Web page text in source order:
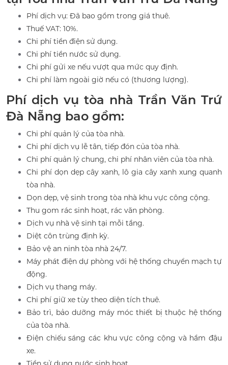
Phí dịch vụ: Đã bao gồm trong giá thuê.
Thuế VAT: 10%.
Chi phí tiền điện sử dụng.
Chi phí tiền nước sử dụng.
Chi phí gửi xe nếu vượt qua mức quy định.
Chi phí làm ngoài giờ nếu có (thương lượng).
Phí dịch vụ tòa nhà Trần Văn Trứ
Đà Nẵng bao gồm:
Chi phí quản lý của tòa nhà.
Chi phí dịch vụ lễ tân, tiếp đón của tòa nhà.
Chi phí quản lý chung, chi phí nhân viên của tòa nhà.
Chi phí dọn dẹp cây xanh, lô gia cây xanh xung quanh
tòa nhà.
Dọn dẹp, vệ sinh trong tòa nhà khu vực công cộng.
Thu gom rác sinh hoạt, rác văn phòng.
Dịch vụ nhà vệ sinh tại mỗi tầng.
Diệt côn trùng định kỳ.
Bảo vệ an ninh tòa nhà 24/7.
Máy phát điện dự phòng với hệ thống chuyển mạch tự
động.
Dịch vụ thang máy.
Chi phí giữ xe tùy theo diện tích thuê.
Bảo trì, bảo dưỡng máy móc thiết bị thuộc hệ thống
của tòa nhà.
Điện chiếu sáng các khu vực công cộng và hầm đậu
xe.